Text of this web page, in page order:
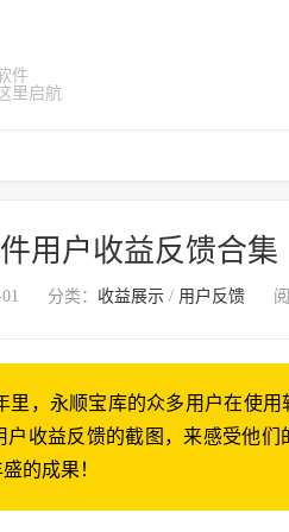
件
里启航
用户收益反馈合集
分类： 收益展示/ 用户反馈
里，永顺宝库的众多用户在使
收益反馈的截图，来感受他
的成果！